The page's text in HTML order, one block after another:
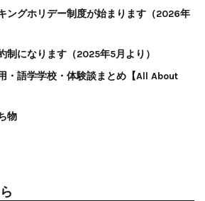
ングホリデー制度が始まります（2026年
制になります（2025年5月より）
・語学学校・体験談まとめ【All About
物